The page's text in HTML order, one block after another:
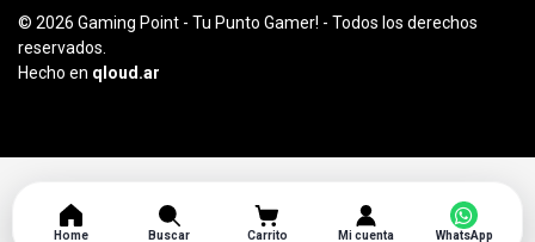
© 2026 Gaming Point - Tu Punto Gamer! - Todos los derechos
reservados.
Hecho en qloud.ar
Home Buscar Carrito Mi cuenta